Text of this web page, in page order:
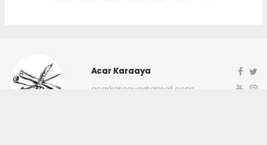
Acar Karaaya
acarkaraaya@gmail.com